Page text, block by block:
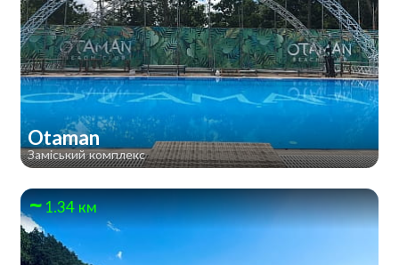
Otaman
Заміський комплекс
1.34 км